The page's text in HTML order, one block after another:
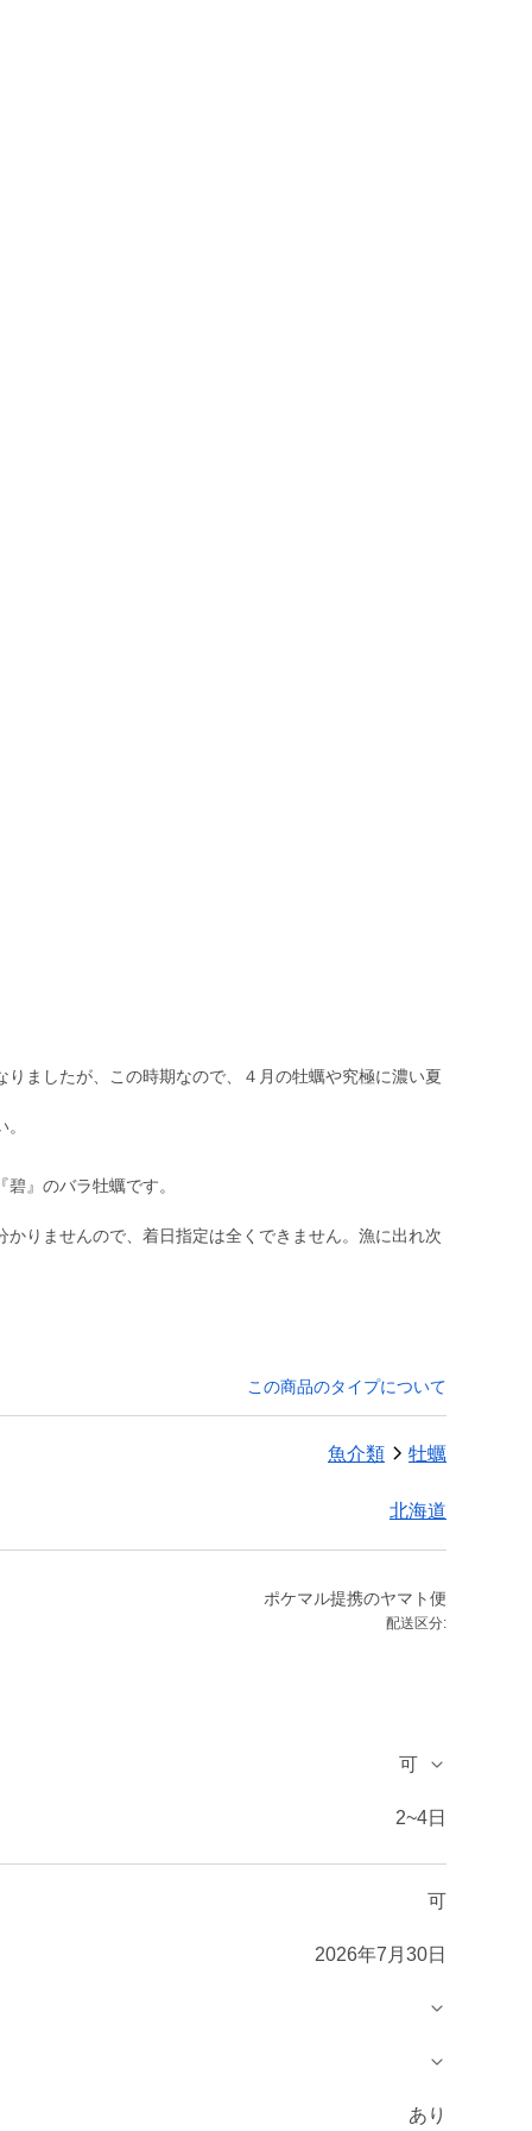
ましたが、この時期なので、４月の牡蠣や究極に濃い夏
』のバラ牡蠣です。
りませんので、着日指定は全くできません。漁に出れ次
この商品のタイプについて
魚介類 牡蠣
北海道
ポケマル提携のヤマト便
配送区分:
可
2~4日
可
2026年7月30日
あり